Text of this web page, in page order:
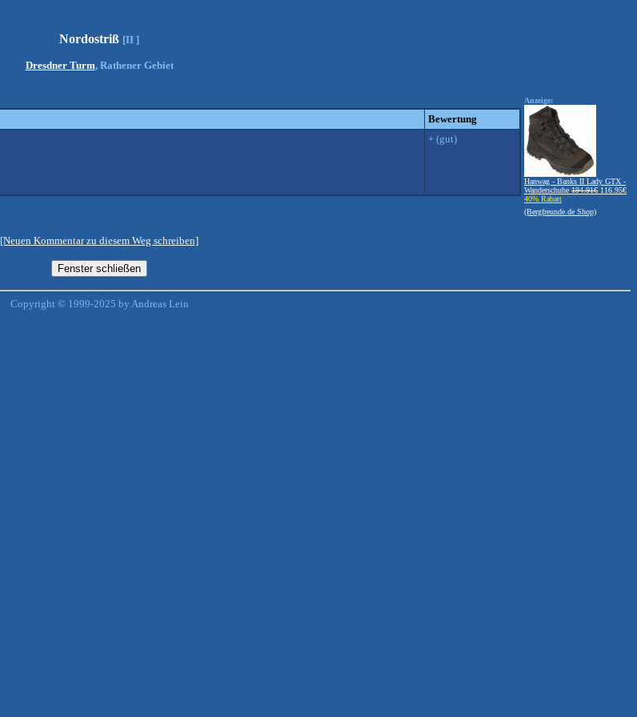
Nordostriß [II ]
Dresdner Turm, Rathener Gebiet
Bewertung
+ (gut)
Anzeige:
Hanwag - Banks II Lady GTX -
Wanderschuhe 194.91€ 116.95€
40% Rabatt
(Bergfreunde.de Shop)
[Neuen Kommentar zu diesem Weg schreiben]
Copyright © 1999-2025 by Andreas Lein